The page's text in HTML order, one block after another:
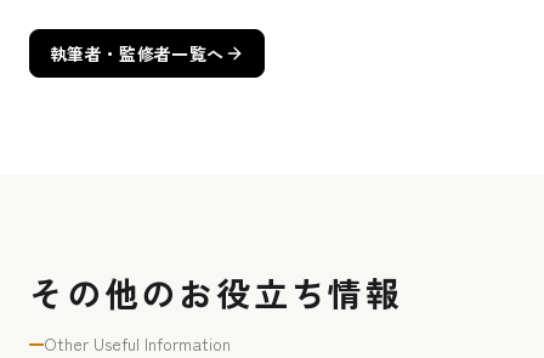
執筆者・監修者一覧へ
その他のお役立ち情報
Other Useful Information